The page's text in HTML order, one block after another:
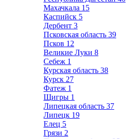
Махачкала 15
Каспийск 5
Дербент 3
Псковская область 39
Псков 12
Великие Луки 8
Себеж 1
Курская область 38
Курск 27
Фатеж 1
Щигры 1
Липецкая область 37
Липецк 19
Елец 5
Грязи 2